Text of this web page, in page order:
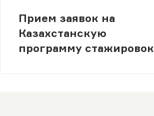
Прием заявок на
Казахстанскую
программу стажировок